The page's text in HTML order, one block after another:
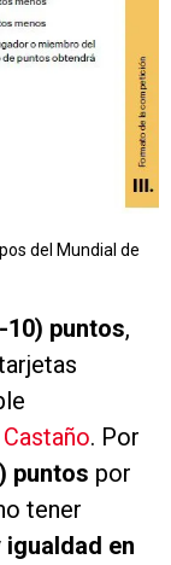
del Mundial de
puntos,
. Por
puntos por
tener
igualdad en